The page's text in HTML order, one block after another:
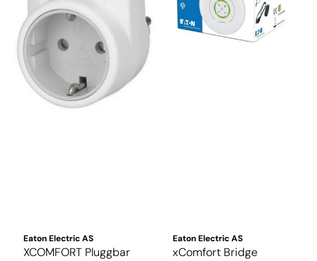
Eaton Electric AS
XCOMFORT Pluggbar
Eaton Electric AS
xComfort Bridge